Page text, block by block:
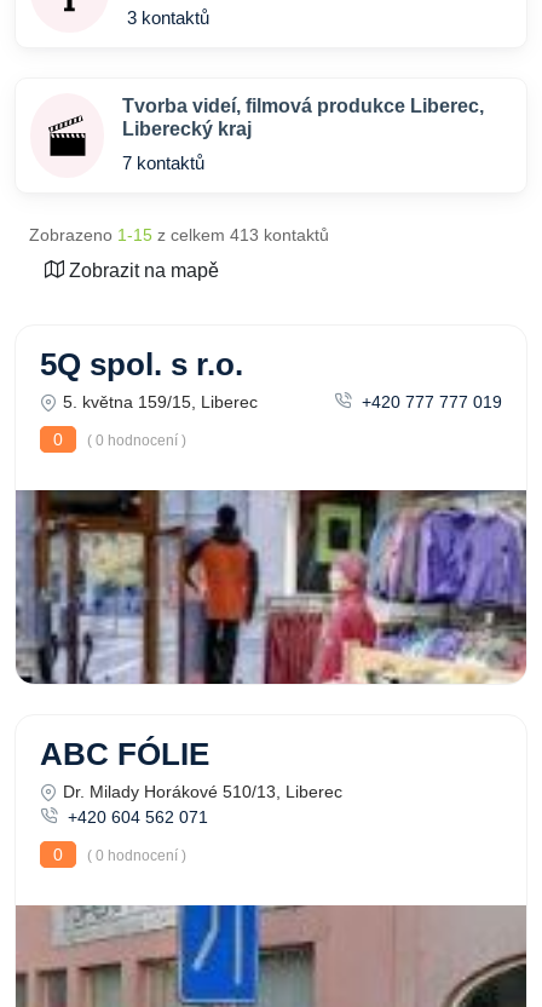
3 kontaktů
Tvorba videí, filmová produkce Liberec,
Liberecký kraj
7 kontaktů
Zobrazeno 1-15 z celkem 413 kontaktů
Zobrazit na mapě
5Q spol. s r.o.
5. května 159/15, Liberec
+420 777 777 019
0
( 0 hodnocení )
ABC FÓLIE
Dr. Milady Horákové 510/13, Liberec
+420 604 562 071
0
( 0 hodnocení )